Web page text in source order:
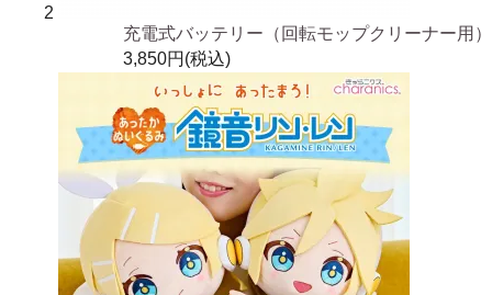
2
充電式バッテリー（回転モップクリーナー用）
3,850円(税込)